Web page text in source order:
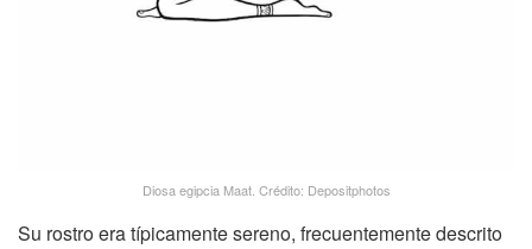
Diosa egipcia Maat. Crédito: Depositphotos
Su rostro era típicamente sereno, frecuentemente descrito